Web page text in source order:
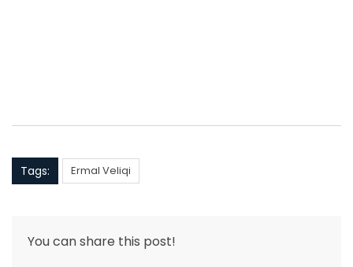
Tags: Ermal Veliqi
You can share this post!